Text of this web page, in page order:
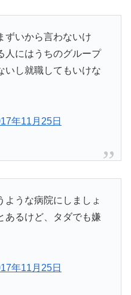
ずいから言わないけ
人にはうちのグループ
いし就職してもいけな
年11月25日
ような病院にしましょ
あるけど、タダでも嫌
年11月25日